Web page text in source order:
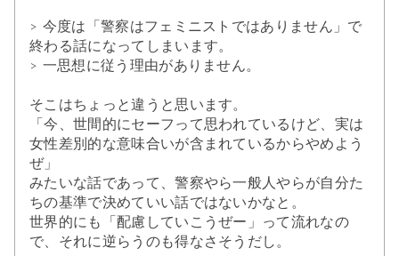
> 今度は「警察はフェミニストではありません」で
終わる話になってしまいます。
> 一思想に従う理由がありません。
そこはちょっと違うと思います。
「今、世間的にセーフって思われているけど、実は
女性差別的な意味合いが含まれているからやめよう
ぜ」
みたいな話であって、警察やら一般人やらが自分た
ちの基準で決めていい話ではないかなと。
世界的にも「配慮していこうぜー」って流れなの
で、それに逆らうのも得なさそうだし。